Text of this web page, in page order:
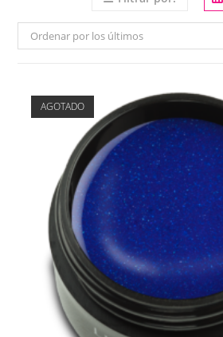
Ordenar por los últimos
AGOTADO